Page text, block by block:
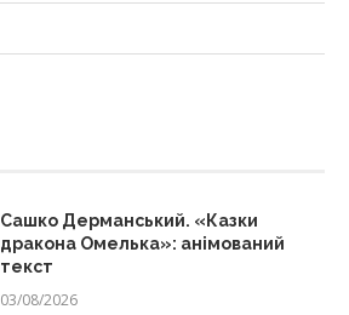
Сашко Дерманський. «Казки
дракона Омелька»: анімований
текст
03/08/2026